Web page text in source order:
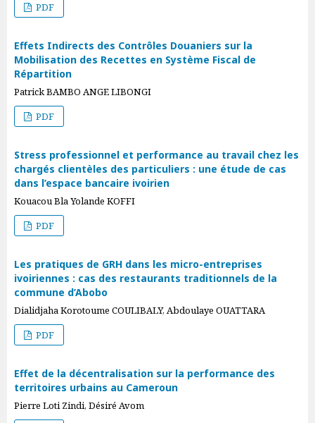
PDF
Effets Indirects des Contrôles Douaniers sur la
Mobilisation des Recettes en Système Fiscal de
Répartition
Patrick BAMBO ANGE LIBONGI
PDF
Stress professionnel et performance au travail chez les
chargés clientèles des particuliers : une étude de cas
dans l’espace bancaire ivoirien
Kouacou Bla Yolande KOFFI
PDF
Les pratiques de GRH dans les micro-entreprises
ivoiriennes : cas des restaurants traditionnels de la
commune d’Abobo
Dialidjaha Korotoume COULIBALY, Abdoulaye OUATTARA
PDF
Effet de la décentralisation sur la performance des
territoires urbains au Cameroun
Pierre Loti Zindi, Désiré Avom